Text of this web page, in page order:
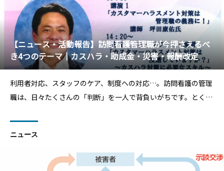
【ニュース・活動報告】訪問看護管理職が今押さえるべ
き4つのテーマ｜カスハラ・助成金・災害・報酬改定
利用者対応、スタッフのケア、制度への対応…。訪問看護の管理
職は、日々たくさんの「判断」を一人で背負いがちです。とくに
が正解なのか分からない」と悩んでいませんか？カスハラ対策、
研究助成、災害対応、診療報酬改定――「知っておか
ニュース